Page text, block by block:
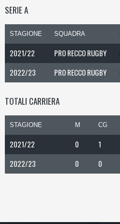
SERIE A
STAGIONE SQUADRA
2021/22 PRO RECCO RUGBY
2022/23 PRO RECCO RUGBY
TOTALI CARRIERA
STAGIONE M CG
2021/22 0 1
2022/23 0 0